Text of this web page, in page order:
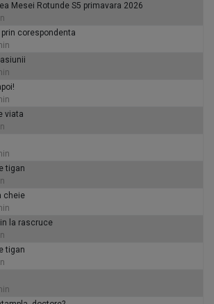
Mesei Rotunde S5 primavara 2026
prin corespondenta
viata
tigan
cheie
la rascruce
tigan